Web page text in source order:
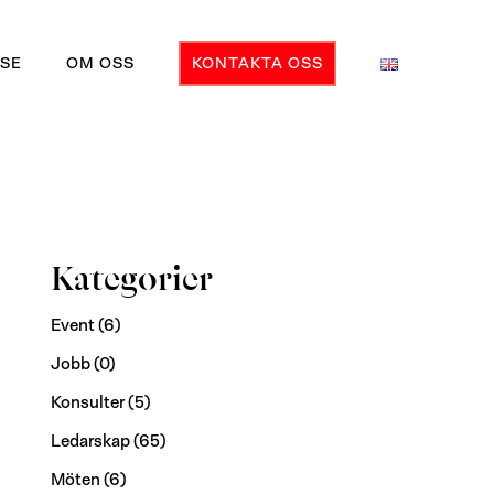
OM OSS KONTAKTA OSS
Kategorier
Event(6)
Jobb(0)
Konsulter(5)
Ledarskap(65)
Möten (6)